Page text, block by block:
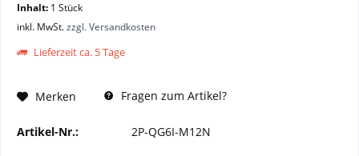
Inhalt: 1 Stück
inkl. MwSt.zzgl. Versandkosten
Lieferzeit ca. 5 Tage
Merken Fragen zum Artikel?
Artikel-Nr.: 2P-QG6I-M12N